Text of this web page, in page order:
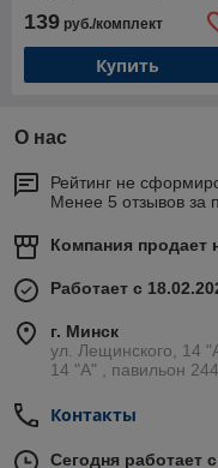
139 руб./комплект
Купить
О нас
Рейтинг не
Менее 5 отзывов за
Компания продает
Работает с
г. Минск
ул. Лещинского, 14
14 "A" , павильон
Контакты
Сегодня работает